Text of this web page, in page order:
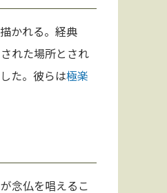
かれる。経典
れた場所とされ
た。彼らは極楽
念仏を唱えるこ